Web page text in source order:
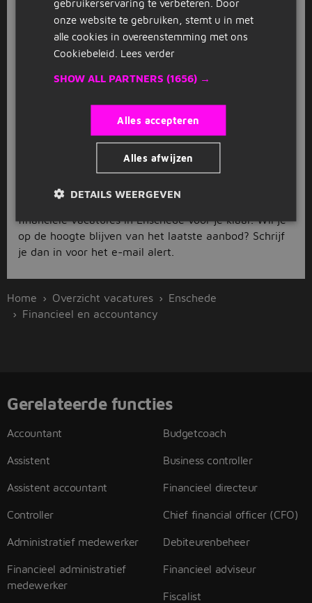
verschillende banen wegstrepen en blijft alleen het
aanbod over dat echt bij jou past.
Solliciteer direct
Heb jij die toffe financiële vacature in Enschede al te
concurrentie voor. Klik eenvoudigweg op de
solliciteer-button, dan sturen wij je door naar de
pagina van de werkgever. Laat daar vervolgens een
actueel cv en spetterende motivatiebrief achter en
druk op ‘verzenden’. Zo makkelijk kan het gaan. Toch
nog niet exact kunnen vinden wat je zoekt? Maak je
niet druk. Voor je het weet liggen er alweer nieuwe
financiële vacatures in Enschede voor je klaar. Wil je
op de hoogte blijven van het laatste aanbod? Schrijf
je dan in voor het e-mail alert.
Home Overzicht vacatures
Enschede
Financieel en accountancy
Gerelateerde functies
Accountant
Assistent
Assistent accountant
Controller
Administratief medewerker
Financieel administratief
medewerker
Budgetcoach
Business controller
Financieel directeur
Chief financial officer (CFO)
Debiteurenbeheer
Financieel adviseur
Fiscalist
gebruikerservaring te verbeteren. Door
onze website te gebruiken, stemt u in met
alle cookies in overeenstemming met ons
Cookiebeleid. Lees verder
SHOW ALL PARTNERS (1656) →
Alles accepteren
Alles afwijzen
DETAILS WEERGEVEN